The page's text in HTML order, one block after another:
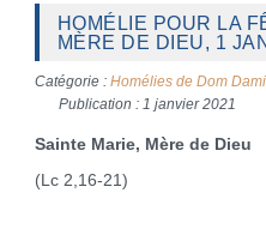
HOMÉLIE POUR LA
MÈRE DE DIEU, 1
Catégorie : Homélies de Dom
Publication : 1 janvier 2021
Sainte Marie, Mère de Dieu
(Lc 2,16-21)